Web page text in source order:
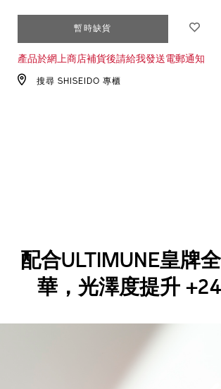
TO
CART
OPTIONS
PRODUCT
ACTIONS
暫時缺貨
產品於網上商店補貨後請給我發送電郵通知
搜尋 SHISEIDO 專櫃
配合ULTIMUNE皇牌
華，光澤度提升